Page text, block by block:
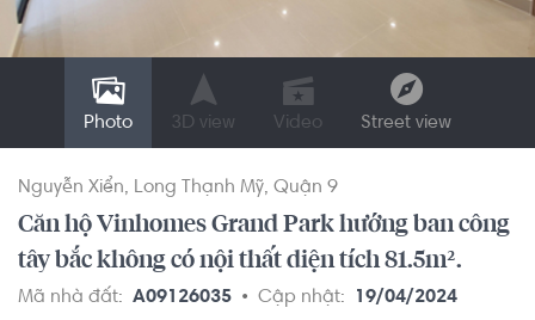
Photo 3D view Video Street view
Nguyễn Xiển Long Thạnh Mỹ Quận 9
Căn hộ Vinhomes Grand Park hướng ban công
tây bắc không có nội thất diện tích 81.5m².
Mã nhà đất: A09126035 Cập nhật: 19/04/2024